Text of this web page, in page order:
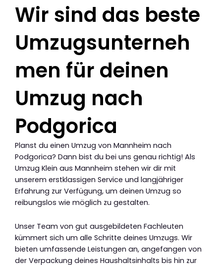
Wir sind das beste
Umzugsunterneh
men für deinen
Umzug nach
Podgorica
Planst du einen Umzug von Mannheim nach
Podgorica? Dann bist du bei uns genau richtig! Als
Umzug Klein aus Mannheim stehen wir dir mit
unserem erstklassigen Service und langjähriger
Erfahrung zur Verfügung, um deinen Umzug so
reibungslos wie möglich zu gestalten.
Unser Team von gut ausgebildeten Fachleuten
kümmert sich um alle Schritte deines Umzugs. Wir
bieten umfassende Leistungen an, angefangen von
der Verpackung deines Haushaltsinhalts bis hin zur